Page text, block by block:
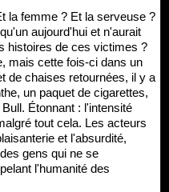
aujourd'hui et n'aurait
histoires de ces victimes ?
mais cette fois-ci dans un
de chaises retournées, il y a
un paquet de cigarettes,
Étonnant : l'intensité
tout cela. Les acteurs
et l'absurdité,
gens qui ne se
l'humanité des